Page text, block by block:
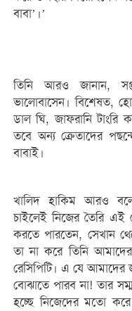
বাবা’।’
তিনি আরও জানান,
ভালোবাসেন। বিশেষত,
ডাল ঘি, জাফরানি টাংরি
তবে অন্য ক্রেতাদের
বাবাই।
খালিদ হাকিম আরও
চাইলেই নিজের তৈরি এই
করতে পারতেন, সেখান
তা না করে তিনি
রেসিপিটি। এ যে আমাদের
বোঝাতে পারব না! তার
হচ্ছে নিজেদের মতো করে